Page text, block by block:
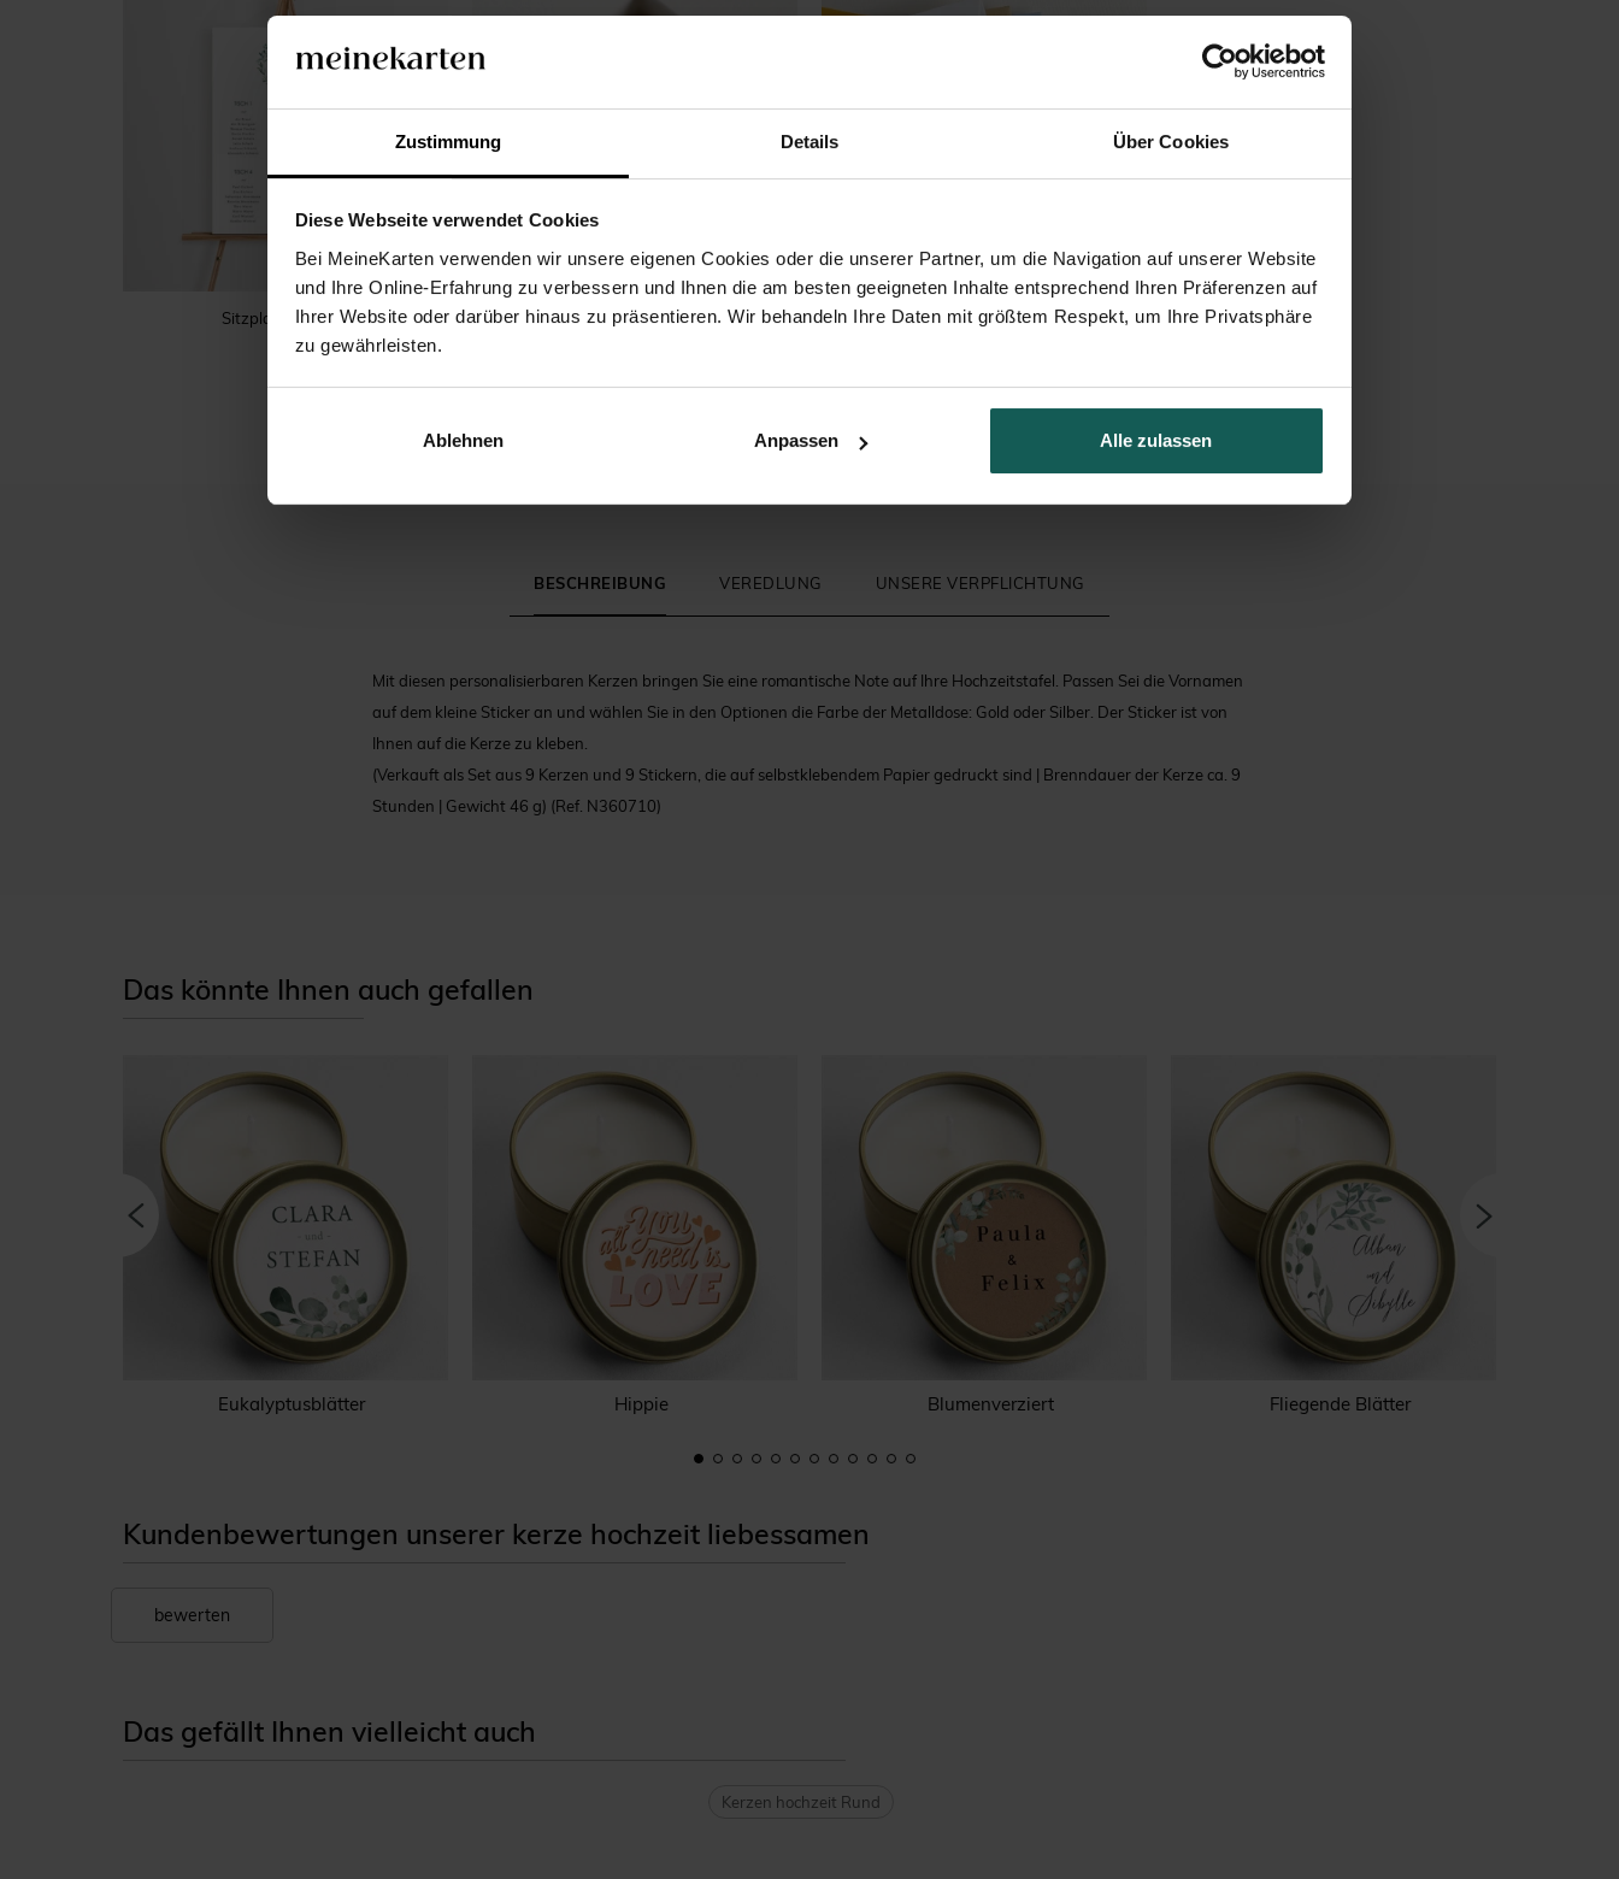
Zustimmung Details Über Cookies
Diese Webseite verwendet Cookies
Bei MeineKarten verwenden wir unsere eigenen Cookies oder die unserer Partner, um die Navigation auf unserer Website
und Ihre Online-Erfahrung zu verbessern und Ihnen die am besten geeigneten Inhalte entsprechend Ihren Präferenzen auf
Ihrer Website oder darüber hinaus zu präsentieren. Wir behandeln Ihre Daten mit größtem Respekt, um Ihre Privatsphäre
zu gewährleisten.
Ablehnen Anpassen Alle zulassen
Sitzplan Hochzeit Zuckermandeln Briefumschlag
BESCHREIBUNG VEREDLUNG UNSERE VERPFLICHTUNG
Mit diesen personalisierbaren Kerzen bringen Sie eine romantische Note auf Ihre Hochzeitstafel. Passen Sei die Vornamen
auf dem kleine Sticker an und wählen Sie in den Optionen die Farbe der Metalldose: Gold oder Silber. Der Sticker ist von
Ihnen auf die Kerze zu kleben.
(Verkauft als Set aus 9 Kerzen und 9 Stickern, die auf selbstklebendem Papier gedruckt sind | Brenndauer der Kerze ca. 9
Stunden | Gewicht 46 g) (Ref. N360710)
Das könnte Ihnen auch gefallen
Eukalyptusblätter Hippie Blumenverziert Fliegende Blätter
Kundenbewertungen unserer kerze hochzeit liebessamen
bewerten
Das gefällt Ihnen vielleicht auch
Kerzen hochzeit Rund